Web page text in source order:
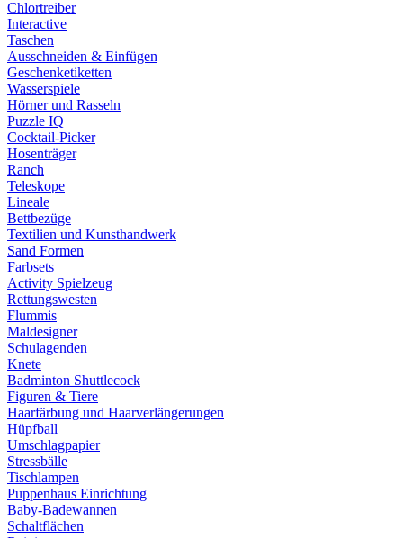
Chlortreiber
Interactive
Taschen
Ausschneiden & Einfügen
Geschenketiketten
Wasserspiele
Hörner und Rasseln
Puzzle IQ
Cocktail-Picker
Hosenträger
Ranch
Teleskope
Lineale
Bettbezüge
Textilien und Kunsthandwerk
Sand Formen
Farbsets
Activity Spielzeug
Rettungswesten
Flummis
Maldesigner
Schulagenden
Knete
Badminton Shuttlecock
Figuren & Tiere
Haarfärbung und Haarverlängerungen
Hüpfball
Umschlagpapier
Stressbälle
Tischlampen
Puppenhaus Einrichtung
Baby-Badewannen
Schaltflächen